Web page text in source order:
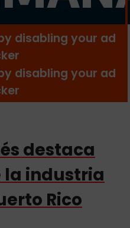
destaca
la industria
Rico